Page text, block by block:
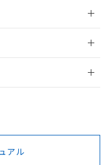
録
前に、以下を必ずお読
アル